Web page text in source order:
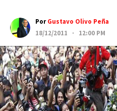
PorGustavo Olivo Peña
18/12/2011 · 12:00 PM